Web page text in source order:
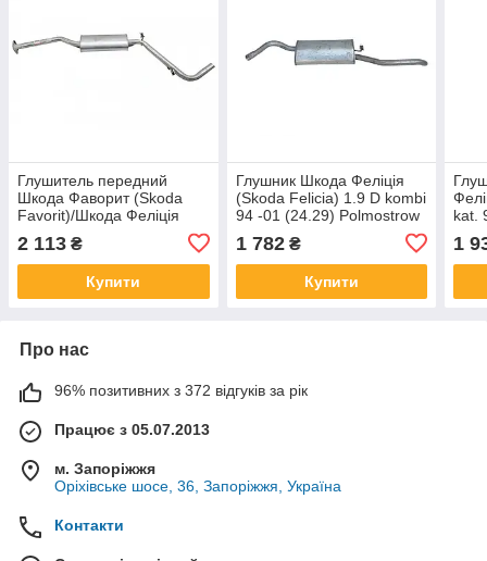
Глушитель передний
Шкода Фаворит (Skoda
Favorit)/Шкода Феліція
(Skoda Felicia) 1.3 89-01
(282-651) Bosal 24.04
2 113 ₴
Купити
Глушник Шкода Феліція
(Skoda Felicia) 1.9 D kombi
94 -01 (24.29) Polmostrow
1 782₴
Купити
kat.
1
Про нас
96% позитивних з 372 відгуків за рік
Працює з 05.07.2013
м. Запоріжжя
Оріхівське шосе, 36, Запоріжжя, Україна
Контакти